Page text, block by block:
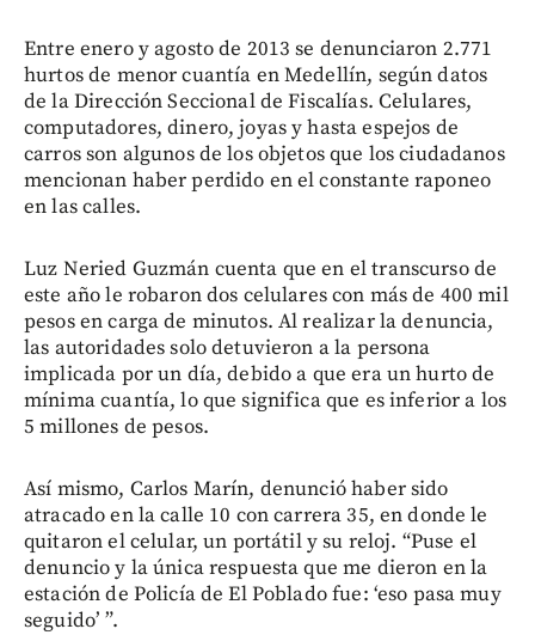
Entre enero y agosto de 2013 se denunciaron 2.771
hurtos de menor cuantía en Medellín, según datos
de la Dirección Seccional de Fiscalías. Celulares,
computadores, dinero, joyas y hasta espejos de
carros son algunos de los objetos que los ciudadanos
mencionan haber perdido en el constante raponeo
en las calles.
Luz Neried Guzmán cuenta que en el transcurso de
este año le robaron dos celulares con más de 400 mil
pesos en carga de minutos. Al realizar la denuncia,
las autoridades solo detuvieron a la persona
implicada por un día, debido a que era un hurto de
mínima cuantía, lo que significa que es inferior a los
5 millones de pesos.
Así mismo, Carlos Marín, denunció haber sido
atracado en la calle 10 con carrera 35, en donde le
quitaron el celular, un portátil y su reloj. “Puse el
denuncio y la única respuesta que me dieron en la
estación de Policía de El Poblado fue: ‘eso pasa muy
seguido’ ”.